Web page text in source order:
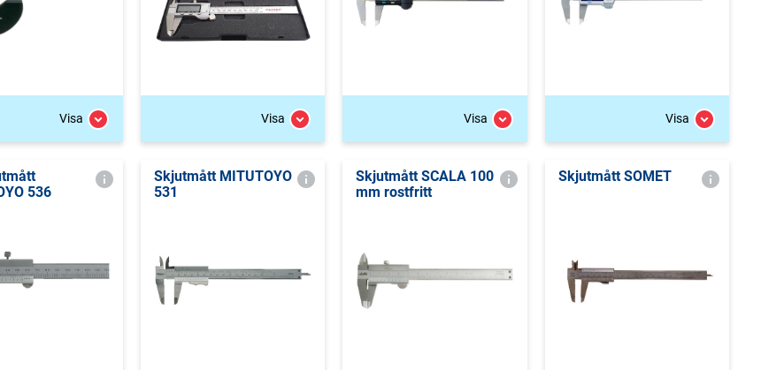
Visa Visa Visa Visa
536
Skjutmått MITUTOYO
531
Skjutmått SCALA 100
mm rostfritt
Skjutmått SOMET